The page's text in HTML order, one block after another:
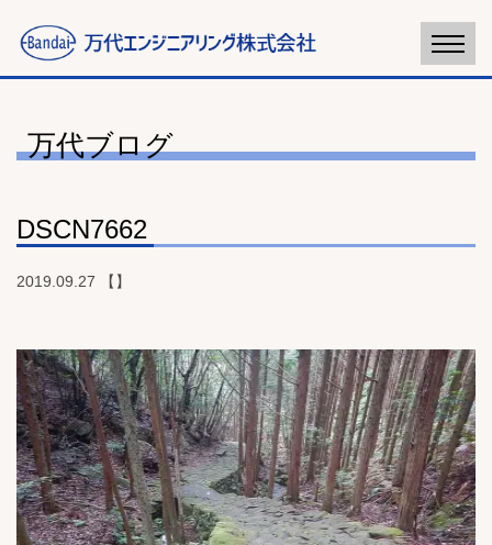
万代ブログ
DSCN7662
2019.09.27 【】